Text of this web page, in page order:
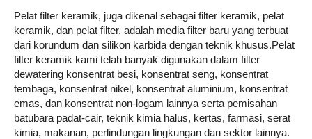
Pelat filter keramik, juga dikenal sebagai filter keramik, pelat
keramik, dan pelat filter, adalah media filter baru yang terbuat
dari korundum dan silikon karbida dengan teknik khusus.Pelat
filter keramik kami telah banyak digunakan dalam filter
dewatering konsentrat besi, konsentrat seng, konsentrat
tembaga, konsentrat nikel, konsentrat aluminium, konsentrat
emas, dan konsentrat non-logam lainnya serta pemisahan
batubara padat-cair, teknik kimia halus, kertas, farmasi, serat
kimia, makanan, perlindungan lingkungan dan sektor lainnya.